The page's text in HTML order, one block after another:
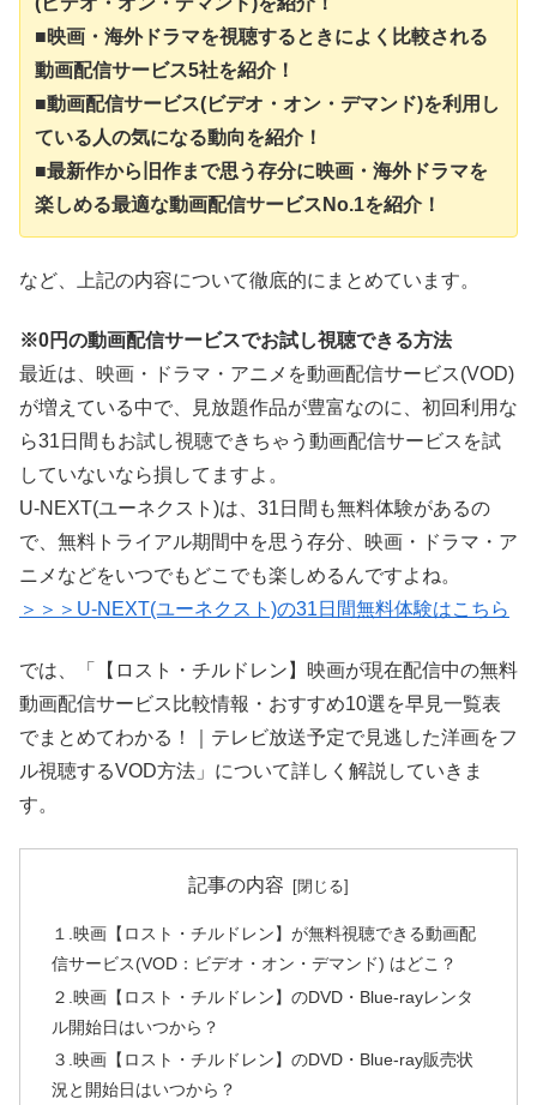
■映画・海外ドラマを視聴するときによく比較される
動画配信サービス5社を紹介！
■動画配信サービス(ビデオ・オン・デマンド)を利用し
ている人の気になる動向を紹介！
■最新作から旧作まで思う存分に映画・海外ドラマを
楽しめる最適な動画配信サービスNo.1を紹介！
など、上記の内容について徹底的にまとめています。
※0円の動画配信サービスでお試し視聴できる方法
最近は、映画・ドラマ・アニメを動画配信サービス(VOD)
が増えている中で、見放題作品が豊富なのに、初回利用な
ら31日間もお試し視聴できちゃう動画配信サービスを試
していないなら損してますよ。
U-NEXT(ユーネクスト)は、31日間も無料体験があるの
で、無料トライアル期間中を思う存分、映画・ドラマ・ア
ニメなどをいつでもどこでも楽しめるんですよね。
＞＞＞U-NEXT(ユーネクスト)の31日間無料体験はこちら
では、「【ロスト・チルドレン】映画が現在配信中の無料
動画配信サービス比較情報・おすすめ10選を早見一覧表
でまとめてわかる！｜テレビ放送予定で見逃した洋画をフ
ル視聴するVOD方法」について詳しく解説していきま
す。
記事の内容
１.映画【ロスト・チルドレン】が無料視聴できる動画配
信サービス(VOD：ビデオ・オン・デマンド) はどこ？
２.映画【ロスト・チルドレン】のDVD・Blue-rayレンタ
ル開始日はいつから？
３.映画【ロスト・チルドレン】のDVD・Blue-ray販売状
況と開始日はいつから？